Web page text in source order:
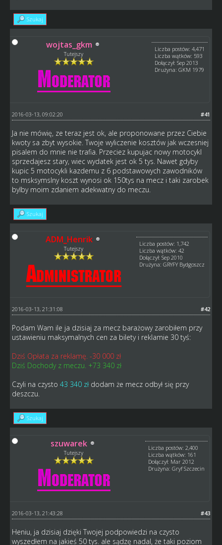
Szukaj
wojtas_gkm
Tutejszy
Liczba postów: 4,471
Liczba wątków: 593
Dołączył: Sep 2013
Drużyna: GKM 1979
#41
2016-03-13, 09:02:20
Ja nie mówię, ze teraz jest ok, ale proponowane przez Ciebie
kwoty sa zbyt wysokie. Twoje wyliczenie kosztów jak wczesniej
pisalem do mnie nie trafia. Przeciez kupujac nowy motocykl
sprzedajesz stary, wiec wydatek jest ok 5 tys. Nawet gdyby
kupic 5 motocykli kazdemu z 6 podstawowych zawodników
to msksymslny koszt wynosi ok 150tys na mecz i taki zarobek
bylby moim zdaniem adekwatny do meczu.
Szukaj
ADM_Henrik
Tutejszy
Liczba postów: 1,742
Liczba wątków: 42
Dołączył: Sep 2010
Drużyna: GRYFY Bydgoszcz
#42
2016-03-13, 21:31:08
Podam Wam ile ja dzisiaj za mecz barażowy zarobiłem przy
ustawieniu maksymalnych cen za bilety i reklamie 30 tyś:
Dziś Opłata za reklamę. -30 000 zł
Dziś Dochody z meczu. +73 340 zł
Czyli na czysto 43 340 złdodam że mecz odbył się przy
deszczu.
Szukaj
szuwarek
Tutejszy
Liczba postów: 2,400
Liczba wątków: 161
Dołączył: Mar 2012
Drużyna: Gryf Szczecin
#43
2016-03-13, 21:43:28
Heniu, ja dzisiaj dzięki Twojej podpowiedzi na czysto
wyszedłem na jakieś 50 tys. ale sądzę nadal, że taki poziom